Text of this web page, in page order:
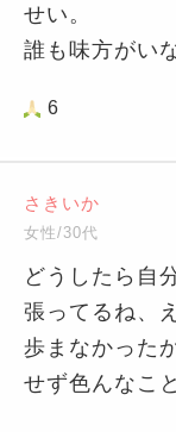
せい。
誰も味方がい
6
さきいか
女性/30代
どうしたら自
張ってるね、
歩まなかった
せず色んなこ